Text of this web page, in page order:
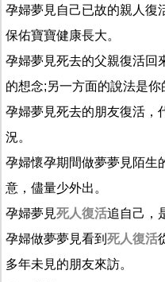
孕婦夢見自己已故的親人復
保佑寶寶健康長大。
孕婦夢見死去的父親復活回
的想念;另一方面的說法是你
孕婦夢見死去的朋友復活，
況。
孕婦懷孕期間做夢夢見陌生
意，儘量少外出。
孕婦夢見死人復活追自己，
孕婦做夢夢見看到 死人復活
多年未見的朋友來訪。